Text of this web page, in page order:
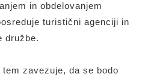
in obdelovanjem
turistični agenciji in
družbe.
zavezuje, da se bodo